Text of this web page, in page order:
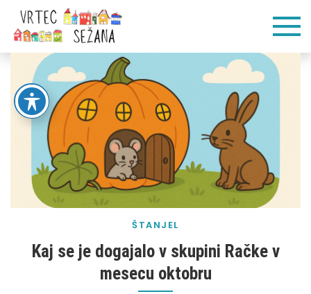
Skip
content
Sežana
Veliko pogumnih
ŠTANJEL
Kaj se je dogajalo v skupini Račke v
mesecu oktobru